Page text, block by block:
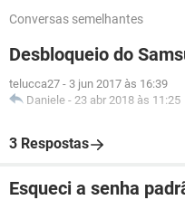
Conversas semelhantes
Desbloqueio do
telucca27 - 3 jun 2017 às 16:39
Daniele - 23 abr 2018 às 11:25
3 Respostas
Esqueci a senha